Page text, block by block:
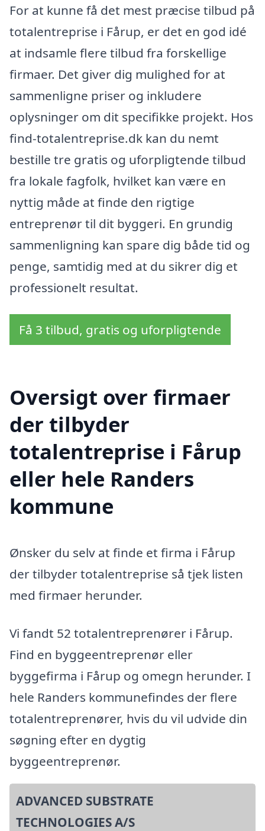
For at kunne få det mest præcise tilbud på
totalentreprise i Fårup, er det en god idé
at indsamle flere tilbud fra forskellige
firmaer. Det giver dig mulighed for at
sammenligne priser og inkludere
oplysninger om dit specifikke projekt. Hos
find-totalentreprise.dk kan du nemt
bestille tre gratis og uforpligtende tilbud
fra lokale fagfolk, hvilket kan være en
nyttig måde at finde den rigtige
entreprenør til dit byggeri. En grundig
sammenligning kan spare dig både tid og
penge, samtidig med at du sikrer dig et
professionelt resultat.
Få 3 tilbud, gratis og uforpligtende
Oversigt over firmaer
der tilbyder
totalentreprise i Fårup
eller hele Randers
kommune
Ønsker du selv at finde et firma i Fårup
der tilbyder totalentreprise så tjek listen
med firmaer herunder.
Vi fandt 52 totalentreprenører i Fårup.
Find en byggeentreprenør eller
byggefirma i Fårup og omegn herunder. I
hele Randers kommunefindes der flere
totalentreprenører, hvis du vil udvide din
søgning efter en dygtig
byggeentreprenør.
ADVANCED SUBSTRATE
TECHNOLOGIES A/S